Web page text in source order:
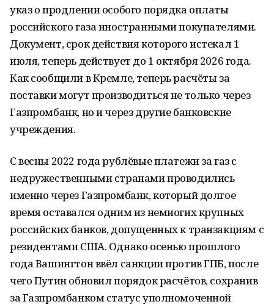
указ о продлении особого порядка оплаты
российского газа иностранными покупателями.
Документ, срок действия которого истекал 1
июля, теперь действует до 1 октября 2026 года.
Как сообщили в Кремле, теперь расчёты за
поставки могут производиться не только через
Газпромбанк, но и через другие банковские
учреждения.
С весны 2022 года рублёвые платежи за газ с
недружественными странами проводились
именно через Газпромбанк, который долгое
время оставался одним из немногих крупных
российских банков, допущенных к транзакциям с
резидентами США. Однако осенью прошлого
года Вашингтон ввёл санкции против ГПБ, после
чего Путин обновил порядок расчётов, сохранив
за Газпромбанком статус уполномоченной